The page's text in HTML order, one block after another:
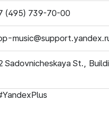
(495) 739-70-00
Sadovnicheskaya St.,